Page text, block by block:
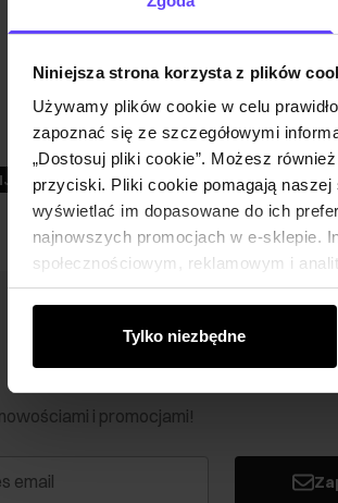
Niniejsza strona korzysta z plików
Używamy plików cookie w celu
zapoznać się ze szczegółowymi
„Dostosuj pliki cookie”. Możesz
przyciski. Pliki cookie pomagają naszej
wyświetlać im dopasowane do ich
najnowszych promocjach w e-sklepie.
społecznościowym, reklamowym i
od Ciebie lub uzyskanymi podczas
Tylko niezbędne
-30%
i promocjami!